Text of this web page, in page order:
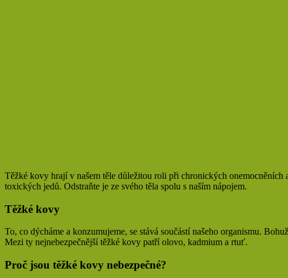
Těžké kovy hrají v našem těle důležitou roli při chronických
toxických jedů. Odstraňte je ze svého těla spolu s naším nápojem.
Těžké kovy
To, co dýcháme a konzumujeme, se stává součástí našeho organismu.
Mezi ty nejnebezpečnější těžké kovy patří olovo, kadmium a rtuť.
Proč jsou těžké kovy nebezpečné?